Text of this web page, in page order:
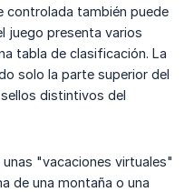
controlada también puede
juego presenta varios
tabla de clasificación. La
solo la parte superior del
distintivos del
"vacaciones virtuales"
de una montaña o una